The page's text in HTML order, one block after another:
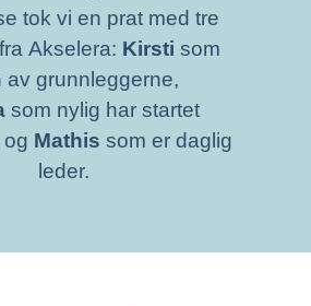
tok vi en prat med tre
Akselera: Kirsti som
av grunnleggerne,
som nylig har startet
og Mathis som erdaglig
leder.